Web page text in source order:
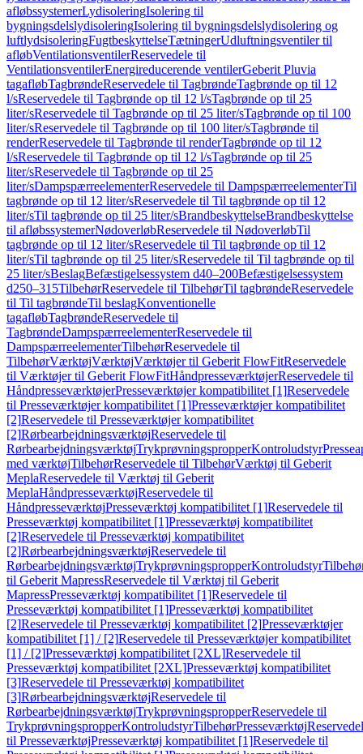
afløbssystemerLydisoleringIsolering til
bygningsdelslydisoleringIsolering til bygningsdelslydisolering og
luftlydsisoleringFugtbeskyttelseTætningerUdluftningsventiler til
afløbVentilationsventilerReservedele til
VentilationsventilerEnergireducerende ventilerGeberit Pluvia
tagafløbTagbrøndeReservedele til TagbrøndeTagbrønde op til 12
l/sReservedele til Tagbrønde op til 12 l/sTagbrønde op til 25
liter/sReservedele til Tagbrønde op til 25 liter/sTagbrønde op til 100
liter/sReservedele til Tagbrønde op til 100 liter/sTagbrønde til
renderReservedele til Tagbrønde til renderTagbrønde op til 12
l/sReservedele til Tagbrønde op til 12 l/sTagbrønde op til 25
liter/sReservedele til Tagbrønde op til 25
liter/sDampspærreelementerReservedele til DampspærreelementerTil
tagbrønde op til 12 liter/sReservedele til Til tagbrønde op til 12
liter/sTil tagbrønde op til 25 liter/sBrandbeskyttelseBrandbeskyttelse
til afløbssystemerNødoverløbReservedele til NødoverløbTil
tagbrønde op til 12 liter/sReservedele til Til tagbrønde op til 12
liter/sTil tagbrønde op til 25 liter/sReservedele til Til tagbrønde op til
25 liter/sBeslagBefæstigelsessystem d40–200Befæstigelsessystem
d250–315TilbehørReservedele til TilbehørTil tagbrøndeReservedele
til Til tagbrøndeTil beslagKonventionelle
tagafløbTagbrøndeReservedele til
TagbrøndeDampspærreelementerReservedele til
DampspærreelementerTilbehørReservedele til
TilbehørVærktøjVærktøjVærktøjer til Geberit FlowFitReservedele
til Værktøjer til Geberit FlowFitHåndpresseværktøjerReservedele til
HåndpresseværktøjerPresseværktøjer kompatibilitet [1]Reservedele
til Presseværktøjer kompatibilitet [1]Presseværktøjer kompatibilitet
[2]Reservedele til Presseværktøjer kompatibilitet
[2]RørbearbejdningsværktøjReservedele til
RørbearbejdningsværktøjTrykprøvningspropperKontroludstyr
med værktøjTilbehørReservedele til TilbehørVærktøj til Geberit
MeplaReservedele til Værktøj til Geberit
MeplaHåndpresseværktøjReservedele til
HåndpresseværktøjPresseværktøj kompatibilitet [1]Reservedele til
Presseværktøj kompatibilitet [1]Presseværktøj kompatibilitet
[2]Reservedele til Presseværktøj kompatibilitet
[2]RørbearbejdningsværktøjReservedele til
RørbearbejdningsværktøjTrykprøvningspropperKontroludstyr
til Geberit MapressReservedele til Værktøj til Geberit
MapressPresseværktøj kompatibilitet [1]Reservedele til
Presseværktøj kompatibilitet [1]Presseværktøj kompatibilitet
[2]Reservedele til Presseværktøj kompatibilitet [2]Presseværktøjer
kompatibilitet [1] / [2]Reservedele til Presseværktøjer kompatibilitet
[1] / [2]Presseværktøj kompatibilitet [2XL]Reservedele til
Presseværktøj kompatibilitet [2XL]Presseværktøj kompatibilitet
[3]Reservedele til Presseværktøj kompatibilitet
[3]RørbearbejdningsværktøjReservedele til
RørbearbejdningsværktøjTrykprøvningspropperReservedele til
TrykprøvningspropperKontroludstyrTilbehørPresseværktøj
til PresseværktøjPresseværktøj kompatibilitet [1]Reservedele til